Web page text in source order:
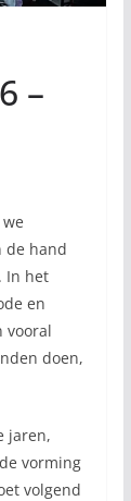
–
de hand
In het
en
vooral
doen,
jaren,
vorming
volgend